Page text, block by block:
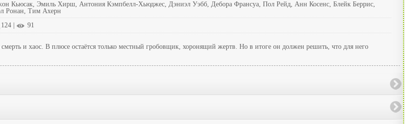
Кьюсак, Эмиль Хирш, Антония Кэмпбелл-Хьюджес, Дэниэл Уэбб, Дебора Франсуа, Пол Рейд, Анн Косенс, Блейк Беррис,
Ронан, Тим Ахерн
124 | 91
и хаос. В плюсе остаётся только местный гробовщик, хоронящий жертв. Но в итоге он должен решить, что для него